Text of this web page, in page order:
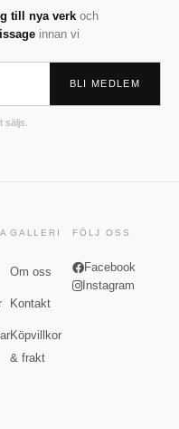
till nya verk och
innan vi
BLI MEDLEM
säljs.
GALLERI
Om oss
Kontakt
Köpvillkor
& frakt
FÖLJ OSS
Facebook
Instagram